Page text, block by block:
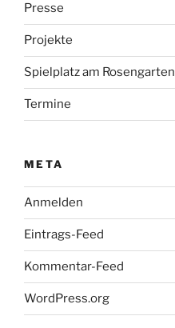
Presse
Projekte
Spielplatz am Rosengarten
Termine
META
Anmelden
Eintrags-Feed
Kommentar-Feed
WordPress.org